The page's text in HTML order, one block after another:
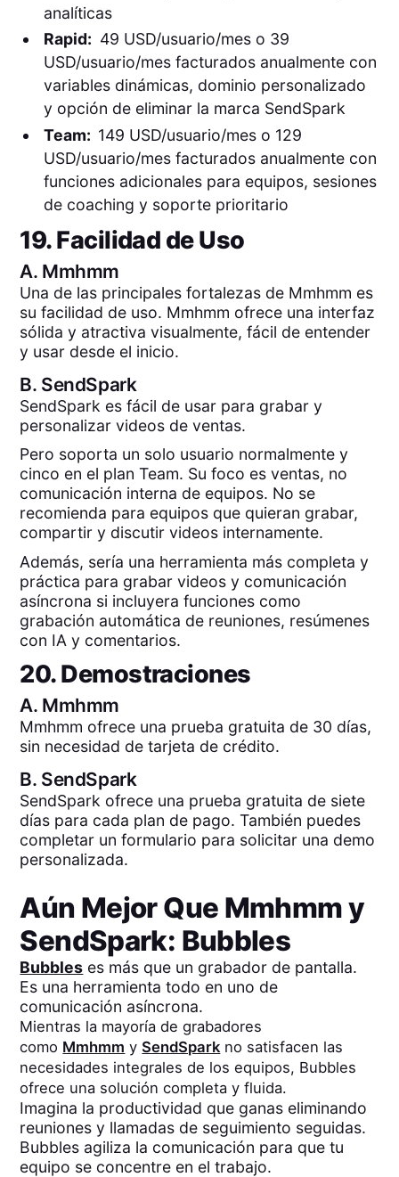
analíticas
Rapid: 49 USD/usuario/mes o 39
USD/usuario/mes facturados anualmente con
variables dinámicas, dominio personalizado
y opción de eliminar la marca SendSpark
Team: 149 USD/usuario/mes o 129
USD/usuario/mes facturados anualmente con
funciones adicionales para equipos, sesiones
de coaching y soporte prioritario
19. Facilidad de Uso
A. Mmhmm
Una de las principales fortalezas de Mmhmm es
su facilidad de uso. Mmhmm ofrece una interfaz
sólida y atractiva visualmente, fácil de entender
y usar desde el inicio.
B. SendSpark
SendSpark es fácil de usar para grabar y
personalizar videos de ventas.
Pero soporta un solo usuario normalmente y
cinco en el plan Team. Su foco es ventas, no
comunicación interna de equipos. No se
recomienda para equipos que quieran grabar,
compartir y discutir videos internamente.
Además, sería una herramienta más completa y
práctica para grabar videos y comunicación
asíncrona si incluyera funciones como
grabación automática de reuniones, resúmenes
con IA y comentarios.
20. Demostraciones
A. Mmhmm
Mmhmm ofrece una prueba gratuita de 30 días,
sin necesidad de tarjeta de crédito.
B. SendSpark
SendSpark ofrece una prueba gratuita de siete
días para cada plan de pago. También puedes
completar un formulario para solicitar una demo
personalizada.
Aún Mejor Que Mmhmmy
SendSpark: Bubbles
Bubbles es más que un grabador de pantalla.
Es una herramienta todo en uno de
comunicación asíncrona.
Mientras la mayoría de grabadores
como Mmhmm ySendSpark no satisfacen las
necesidades integrales de los equipos, Bubbles
ofrece una solución completa y fluida.
Imagina la productividad que ganas eliminando
reuniones y llamadas de seguimiento seguidas.
Bubbles agiliza la comunicación para que tu
equipo se concentre en el trabajo.